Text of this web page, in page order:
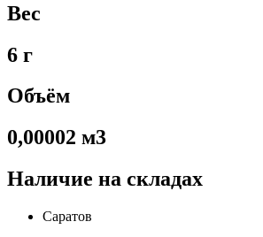
Вес
6 г
Объём
0,00002 м3
Наличие на складах
Саратов